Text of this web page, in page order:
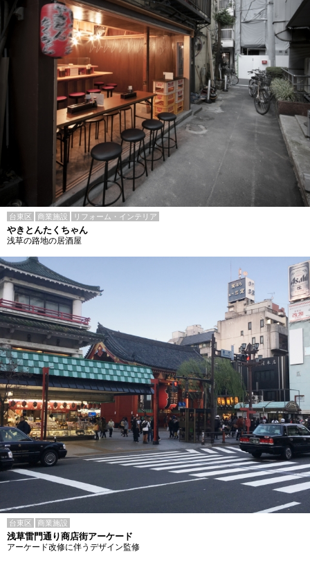
台東区 商業施設 リフォーム・インテリア
やきとんたくちゃん
浅草の路地の居酒屋
台東区 商業施設
浅草雷門通り商店街アーケード
アーケード改修に伴うデザイン監修